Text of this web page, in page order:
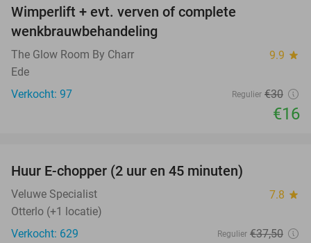
Wimperlift + evt. verven of complete
wenkbrauwbehandeling
The Glow Room By Charr 9.9 star
Ede
Verkocht: 97
Regulier €30
€16
Huur E-chopper (2 uur en 45 minuten)
Veluwe Specialist 7.8 star
Otterlo (+1 locatie)
Verkocht: 629
Regulier €37,50